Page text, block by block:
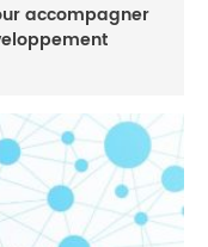
accompagner